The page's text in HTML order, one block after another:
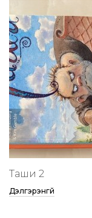
Таши 2
Дэлгэрэнгүй